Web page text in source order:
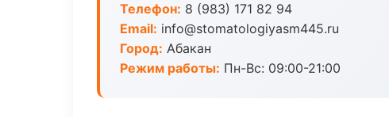
Телефон: 8 (983) 171 82 94
Email: info@stomatologiyasm445.ru
Город: Абакан
Режим работы: Пн-Вс: 09:00-21:00